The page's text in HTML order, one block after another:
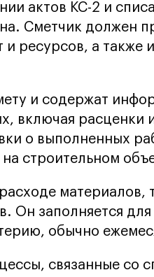
актов КС-2 и
Сметчик должен
и ресурсов, а также
и содержат
включая расценки
о выполненных
строительном
материалов,
Он заполняется
обычно
связанные со